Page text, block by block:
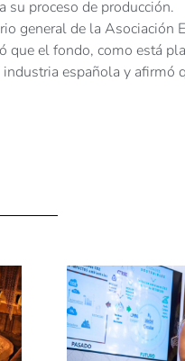
su proceso de producción.
general de la
que el fondo, como está
española y afirmó